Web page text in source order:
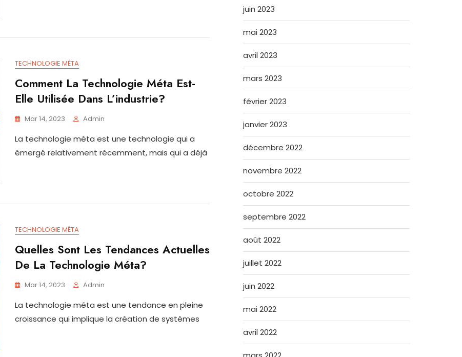
TECHNOLOGIE MÉTA
Comment La Technologie Méta Est-
Elle Utilisée Dans L’industrie?
Mar 14, 2023 Admin
La technologie méta est une technologie qui a
émergé relativement récemment, mais qui a déjà
TECHNOLOGIE MÉTA
Quelles Sont Les Tendances Actuelles
De La Technologie Méta?
Mar 14, 2023 Admin
La technologie méta est une tendance en pleine
croissance qui implique la création de systèmes
juin 2023
mai 2023
avril 2023
mars 2023
février 2023
janvier 2023
décembre 2022
novembre 2022
octobre 2022
septembre 2022
août 2022
juillet 2022
juin 2022
mai 2022
avril 2022